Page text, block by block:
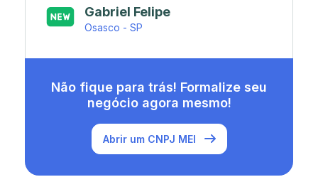
Japa’s açaí e sorveteria
Rio de Janeiro - RJ
Não fique para trás! Formalize seu
negócio agora mesmo!
Abrir um CNPJ MEI